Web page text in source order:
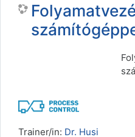
Trainer/in: Dr. Husi